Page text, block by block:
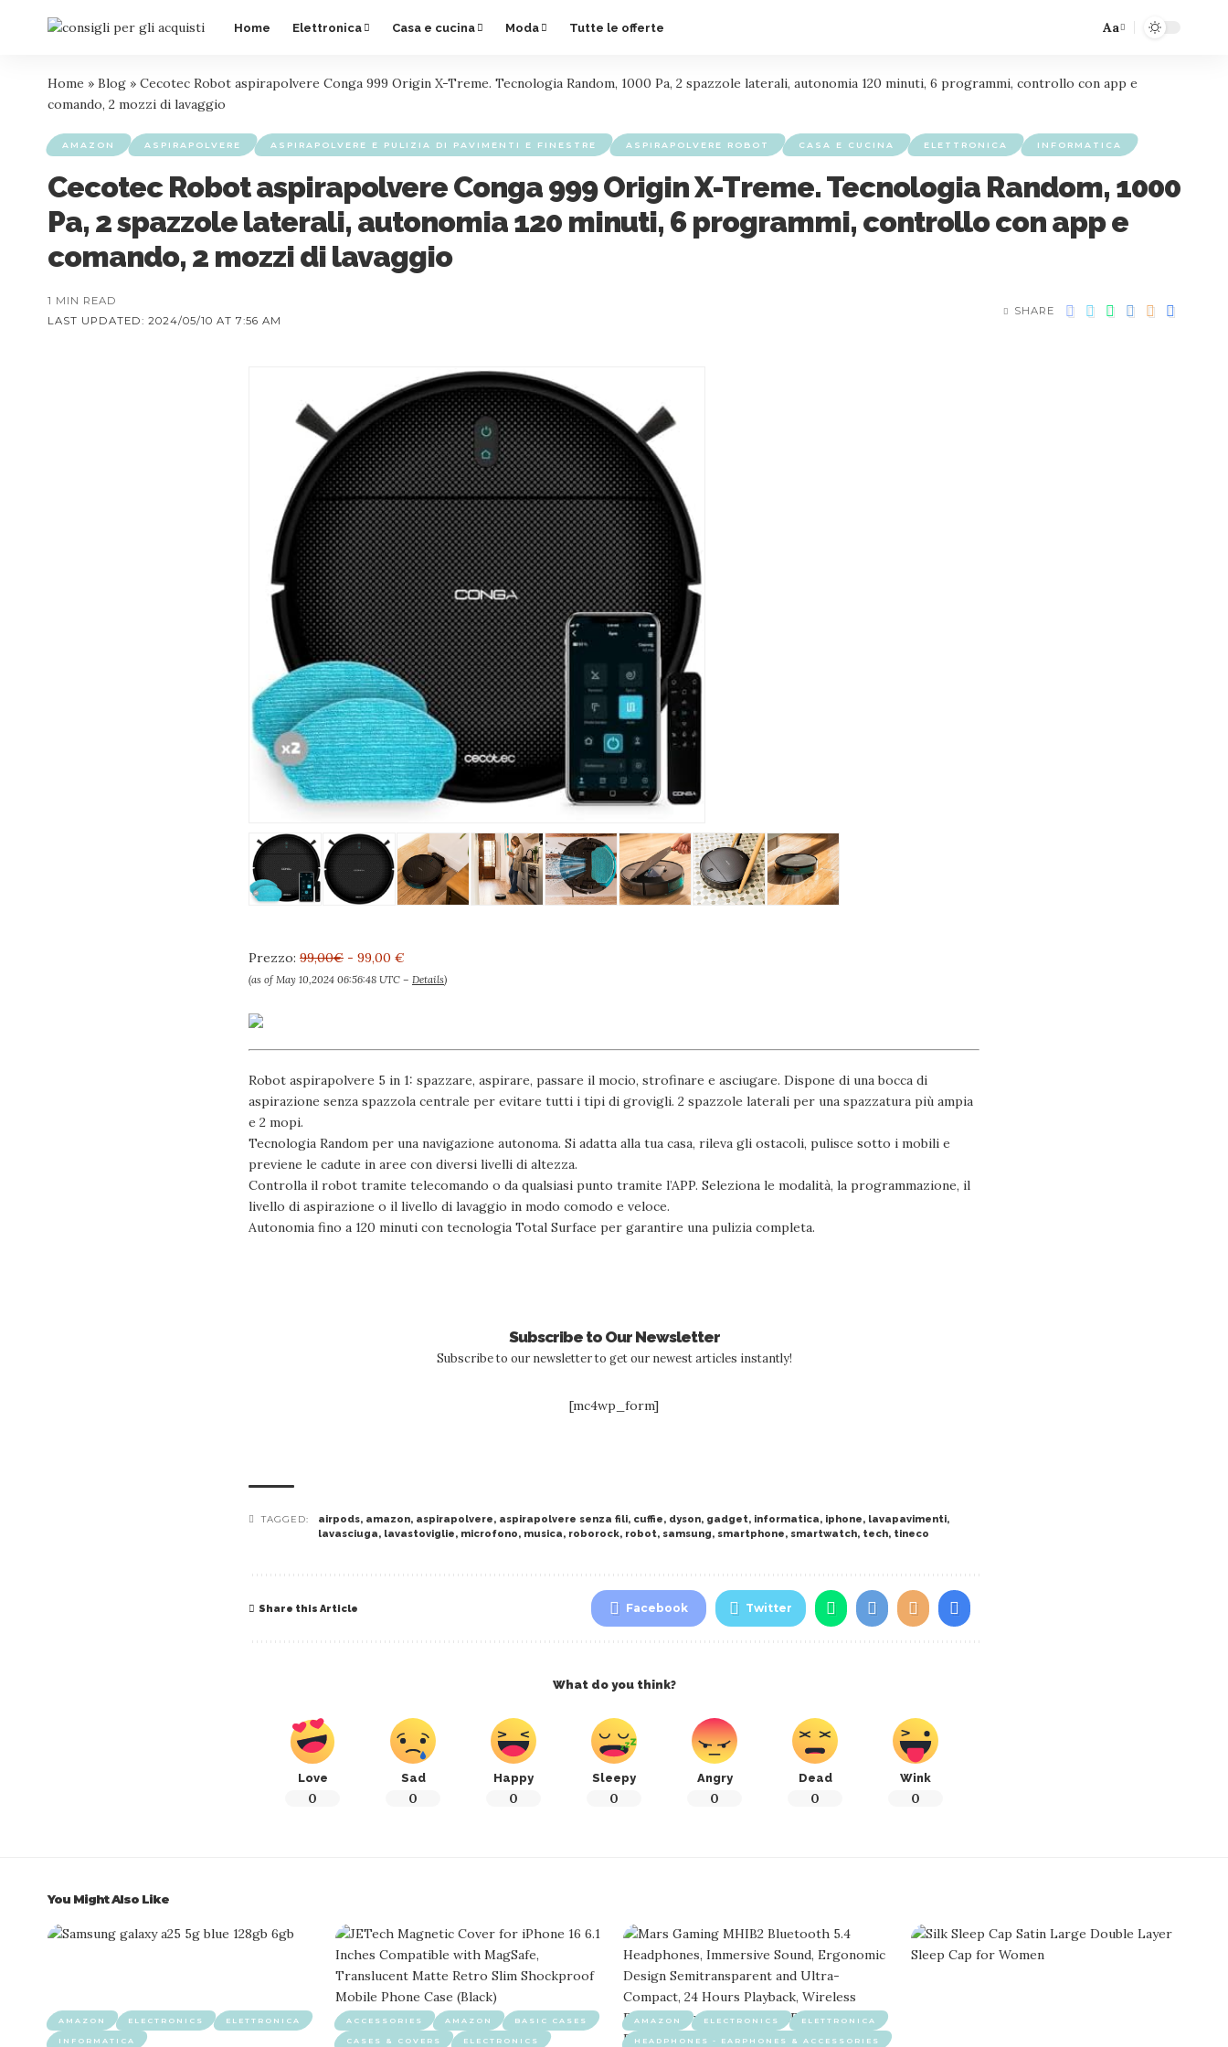
Home Elettronica Casa e cucina Moda Tutte le offerte Aa
Home » Blog » Cecotec Robot aspirapolvere Conga 999 Origin X-Treme. Tecnologia Random, 1000 Pa, 2 spazzole laterali, autonomia 120 minuti, 6 programmi, controllo con app e
comando, 2 mozzi di lavaggio
AMAZON ASPIRAPOLVERE ASPIRAPOLVERE E PULIZIA DI PAVIMENTI E FINESTRE ASPIRAPOLVERE ROBOT CASA E CUCINA ELETTRONICA INFORMATICA
Cecotec Robot aspirapolvere Conga 999 Origin X-Treme. Tecnologia Random, 1000
Pa, 2 spazzole laterali, autonomia 120 minuti, 6 programmi, controllo con app e
comando, 2 mozzi di lavaggio
LAST UPDATED: 2024/05/10 AT 7:56 AM
1 MIN READ
SHARE
Prezzo: 99,00€ - 99,00 €
(as of May 10,2024 06:56:48 UTC – Details)
Robot aspirapolvere 5 in 1: spazzare, aspirare, passare il mocio, strofinare e asciugare. Dispone di una bocca di
aspirazione senza spazzola centrale per evitare tutti i tipi di grovigli. 2 spazzole laterali per una spazzatura più ampia
e 2 mopi.
Tecnologia Random per una navigazione autonoma. Si adatta alla tua casa, rileva gli ostacoli, pulisce sotto i mobili e
previene le cadute in aree con diversi livelli di altezza.
Controlla il robot tramite telecomando o da qualsiasi punto tramite l’APP. Seleziona le modalità, la programmazione, il
livello di aspirazione o il livello di lavaggio in modo comodo e veloce.
Autonomia fino a 120 minuti con tecnologia Total Surface per garantire una pulizia completa.
Subscribe to Our Newsletter
Subscribe to our newsletter to get our newest articles instantly!
[mc4wp_form]
TAGGED: airpods, amazon, aspirapolvere, aspirapolvere senza fili, cuffie, dyson, gadget, informatica, iphone, lavapavimenti,
lavasciuga, lavastoviglie, microfono, musica, roborock, robot, samsung, smartphone, smartwatch, tech, tineco
Share this Article Facebook Twitter
What do you think?
Love
0
Sad
0
Happy
0
Sleepy
0
Angry
0
Dead
0
Wink
0
You Might Also Like
AMAZON ELECTRONICS ELETTRONICA
INFORMATICA
ACCESSORIES AMAZON BASIC CASES
CASES & COVERS ELECTRONICS
AMAZON ELECTRONICS ELETTRONICA
HEADPHONES - EARPHONES & ACCESSORIES